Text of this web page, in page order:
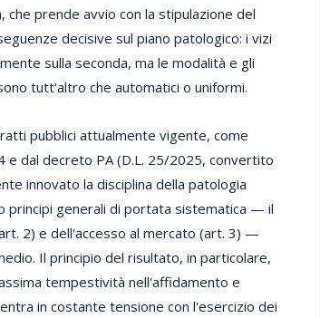
prende avvio con la stipulazione del
decisive sul piano patologico: i vizi
sulla seconda, ma le modalità e gli
tutt'altro che automatici o uniformi.
pubblici attualmente vigente, come
dal decreto PA (D.L. 25/2025, convertito
innovato la disciplina della patologia
generali di portata sistematica — il
2) e dell'accesso al mercato (art. 3) —
Il principio del risultato, in particolare,
tempestività nell'affidamento e
in costante tensione con l'esercizio dei